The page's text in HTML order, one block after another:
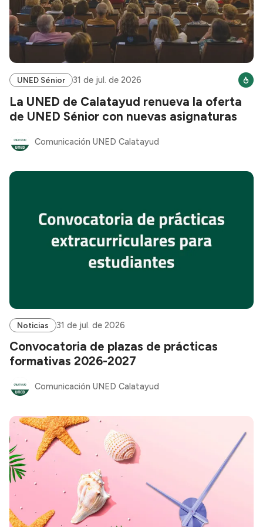
UNED Sénior 31 de jul. de 2026
La UNED de Calatayud renueva la oferta
de UNED Sénior con nuevas asignaturas
Comunicación UNED Calatayud
Noticias 31 de jul. de 2026
Convocatoria de plazas de prácticas
formativas 2026-2027
Comunicación UNED Calatayud